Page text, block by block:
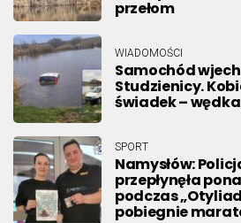
przełom
WIADOMOŚCI
Samochód
Studzienicy.
świadek –
SPORT
Namysłów:
przepłynęła
podczas
pobiegnie